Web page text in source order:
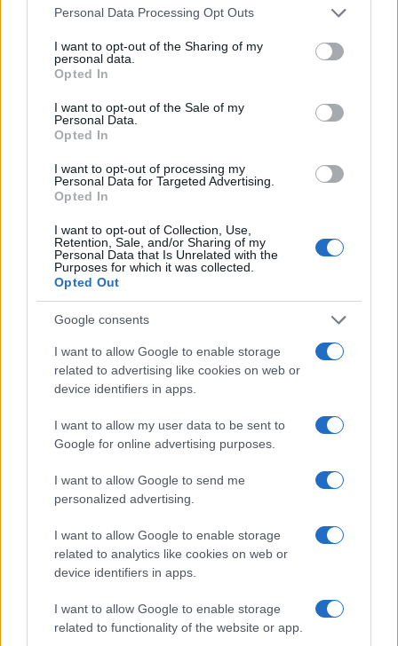
Please note that this website/app uses one or more Google
not limited to your visit or usage behaviour. You may click to
grant or deny consent to Google and its third-party tags to
use your data for below specified purposes in below Google
consent section.
Personal Data Processing Opt Outs
I want to opt-out of the Sharing of my
personal data.
Opted In
I want to opt-out of the Sale of my
Personal Data.
Opted In
I want to opt-out of processing my
Personal Data for Targeted Advertising.
Opted In
I want to opt-out of Collection, Use,
Retention, Sale, and/or Sharing of my
Personal Data that Is Unrelated with the
Purposes for which it was collected.
Opted Out
Google consents
I want to allow Google to enable storage
related to advertising like cookies on web or
device identifiers in apps.
I want to allow my user data to be sent to
Google for online advertising purposes.
I want to allow Google to send me
personalized advertising.
I want to allow Google to enable storage
related to analytics like cookies on web or
device identifiers in apps.
I want to allow Google to enable storage
related to functionality of the website or app.
Notizie in tempo reale?
Entra nel canale telegram di
Ricevi le nostre ultime news
daGoogle News
Condividi l'articolo
F
a
ce
b
o
o
k
T
w
it
te
r
Pi
n
te
re
st
W
h
at
s
A
p
p
S
h
re
Prossimo articolo
NOTIZIE RECENTI
Sangue, musica e solidarietà con Avis Olbia al
Delta Center
Meteo Olbia 9 agosto, temperature in calo